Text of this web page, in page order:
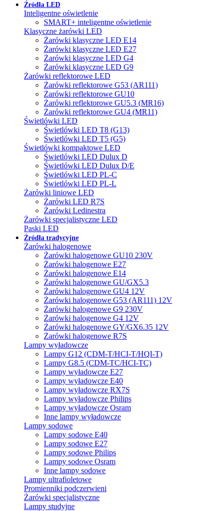
Źródła LED
Inteligentne oświetlenie
SMART+ inteligentne oświetlenie
Klasyczne żarówki LED
Żarówki klasyczne LED E14
Żarówki klasyczne LED E27
Żarówki klasyczne LED G4
Żarówki klasyczne LED G9
Żarówki reflektorowe LED
Żarówki reflektorowe G53 (AR111)
Żarówki reflektorowe GU10
Żarówki reflektorowe GU5.3 (MR16)
Żarówki reflektorowe GU4 (MR11)
Świetlówki LED
Świetlówki LED T8 (G13)
Świetlówki LED T5 (G5)
Świetlówki kompaktowe LED
Świetlówki LED Dulux D
Świetlówki LED Dulux D/E
Świetlówki LED PL-C
Świetlówki LED PL-L
Żarówki liniowe LED
Żarówki LED R7S
Żarówki Ledinestra
Żarówki specjalistyczne LED
Paski LED
Źródła tradycyjne
Żarówki halogenowe
Żarówki halogenowe GU10 230V
Żarówki halogenowe E27
Żarówki halogenowe E14
Żarówki halogenowe GU/GX5.3
Żarówki halogenowe GU4 12V
Żarówki halogenowe G53 (AR111) 12V
Żarówki halogenowe G9 230V
Żarówki halogenowe G4 12V
Żarówki halogenowe GY/GX6.35 12V
Żarówki halogenowe R7S
Lampy wyładowcze
Lampy G12 (CDM-T/HCI-T/HQI-T)
Lampy G8.5 (CDM-TC/HCI-TC)
Lampy wyładowcze E27
Lampy wyładowcze E40
Lampy wyładowcze RX7S
Lampy wyładowcze Philips
Lampy wyładowcze Osram
Inne lampy wyładowcze
Lampy sodowe
Lampy sodowe E40
Lampy sodowe E27
Lampy sodowe Philips
Lampy sodowe Osram
Inne lampy sodowe
Lampy ultrafioletowe
Promienniki podczerwieni
Żarówki specjalistyczne
Lampy studyjne